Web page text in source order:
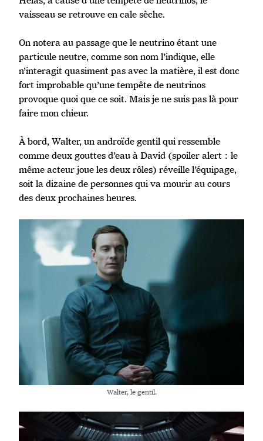
vaisseau se retrouve en cale sèche.
On notera au passage que le neutrino étant une
particule neutre, comme son nom l’indique, elle
n’interagit quasiment pas avec la matière, il est donc
fort improbable qu’une tempête de neutrinos
provoque quoi que ce soit. Mais je ne suis pas là pour
faire mon chieur.
À bord, Walter, un androïde gentil qui ressemble
comme deux gouttes d’eau à David (spoiler alert : le
même acteur joue les deux rôles) réveille l’équipage,
soit la dizaine de personnes qui va mourir au cours
des deux prochaines heures.
Walter, le gentil.